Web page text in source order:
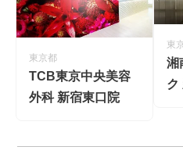
東京都
TCB東京中央美容
外科 新宿東口院
東
湘
ク